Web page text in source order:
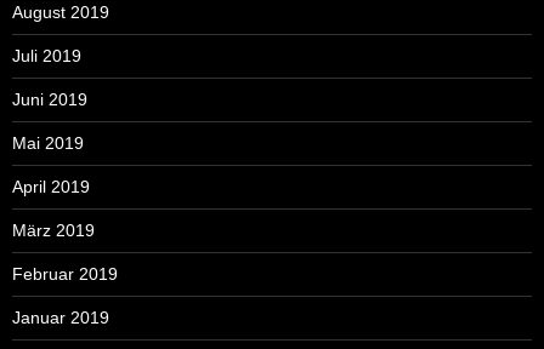
August 2019
Juli 2019
Juni 2019
Mai 2019
April 2019
März 2019
Februar 2019
Januar 2019